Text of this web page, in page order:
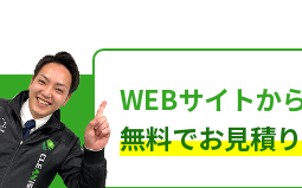
WEBサイトか
無料でお見積り